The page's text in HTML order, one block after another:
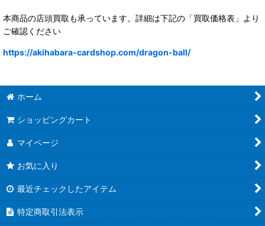
本商品の店頭買取も承っています。詳細は下記の「買取価格表」より
ご確認ください
https://akihabara-cardshop.com/dragon-ball/
ホーム
ショッピングカート
マイページ
お気に入り
最近チェックしたアイテム
特定商取引法表示